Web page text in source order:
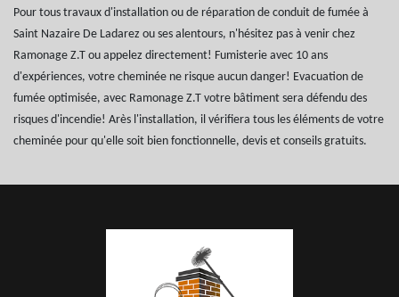
Pour tous travaux d'installation ou de réparation de conduit de fumée à
Saint Nazaire De Ladarez ou ses alentours, n'hésitez pas à venir chez
Ramonage Z.T ou appelez directement! Fumisterie avec 10 ans
d'expériences, votre cheminée ne risque aucun danger! Evacuation de
fumée optimisée, avec Ramonage Z.T votre bâtiment sera défendu des
risques d'incendie! Arès l'installation, il vérifiera tous les éléments de votre
cheminée pour qu'elle soit bien fonctionnelle, devis et conseils gratuits.